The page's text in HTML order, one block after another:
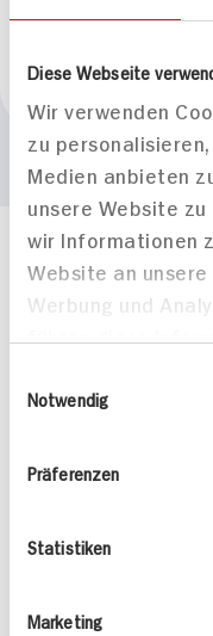
Diese Webseite
Wir verwenden
zu
Medien anbieten
unsere Website
wir Informationen
Website an
Werbung und
bereitgestellt
Notwendig
Präferenzen
Statistiken
Marketing
Marke
Kneipp
Mehr Informationen
Wir beantworten
Montag - Donnerstag:
Folgen Sie uns auf
Angebote & Coupons
Rezepte